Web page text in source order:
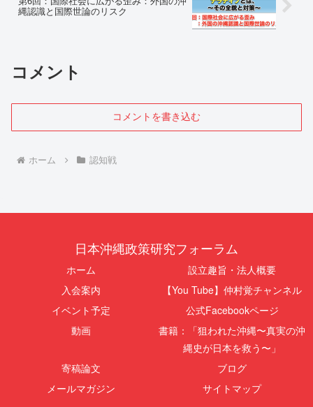
縄認識と国際世論のリスク
コメント
コメントを書き込む
ホーム 認知戦
日本沖縄政策研究フォーラム
ホーム
設立趣旨・法人概要
入会案内
【You Tube】仲村覚チャンネル
イベント予定
公式Facebookページ
動画
書籍：「狙われた沖縄〜真実の沖
縄史が日本を救う〜」
寄稿論文
ブログ
メールマガジン
サイトマップ